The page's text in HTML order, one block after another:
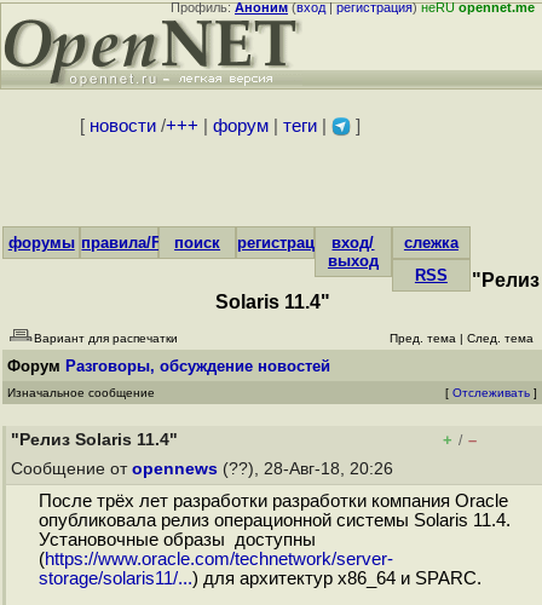
Профиль:Аноним(вход|регистрация)неRUopennet.me
[ новости/+++ форум| теги| ]
форумы правила/FAQпоиск регистрациявход/
выход
слежка
RSS
"Релиз
Solaris 11.4"
Вариант для распечатки Пред. тема | След. тема
Форум Разговоры, обсуждение новостей
Изначальное сообщение [ Отслеживать ]
"Релиз Solaris 11.4" + / –
Сообщение от opennews (??), 28-Авг-18, 20:26
После трёх лет разработки разработки компания Oracle
опубликовала релиз операционной системы Solaris 11.4.
Установочные образы доступны
(https://www.oracle.com/technetwork/server-
storage/solaris11/...) для архитектур x86_64 и SPARC.